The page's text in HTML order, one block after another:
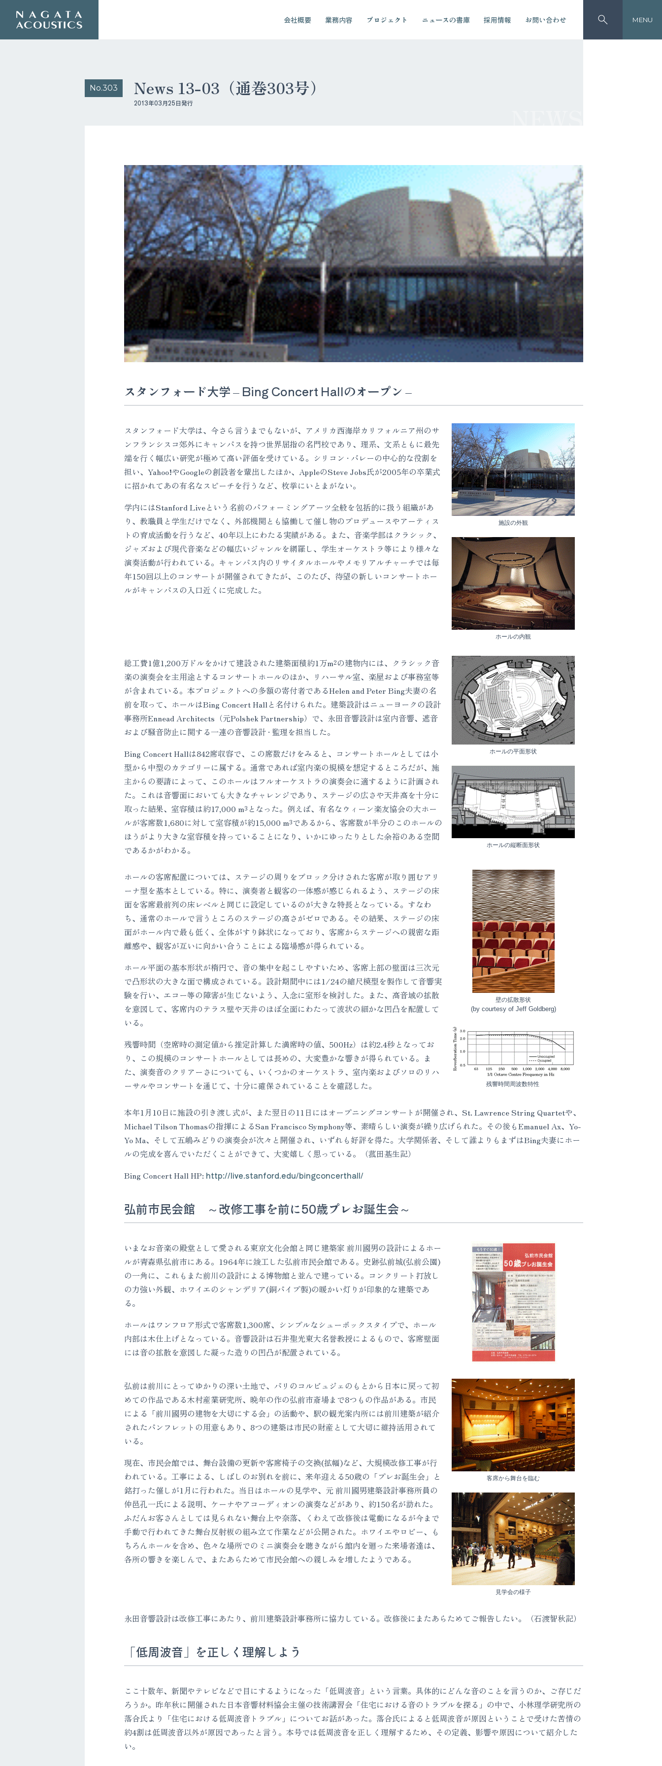
会社概要 業務内容 プロジェクト ニュースの書庫 採用情報 お問い合わせ MENU
No.303 News 13-03（通巻303号）
2013年03月25日発行
スタンフォード大学 – Bing Concert Hallのオープン –
スタンフォード大学は、今さら言うまでもないが、アメリカ西海岸カリフォルニア州のサ
ンフランシスコ郊外にキャンパスを持つ世界屈指の名門校であり、理系、文系ともに最先
端を行く幅広い研究が極めて高い評価を受けている。シリコン · バレーの中心的な役割を
担い、Yahoo!やGoogleの創設者を輩出したほか、AppleのSteve Jobs氏が2005年の卒業式
に招かれてあの有名なスピーチを行うなど、枚挙にいとまがない。
学内にはStanford Liveという名前のパフォーミングアーツ全般を包括的に扱う組織があ
り、教職員と学生だけでなく、外部機関とも協働して催し物のプロデュースやアーティス
トの育成活動を行うなど、40年以上にわたる実績がある。また、音楽学部はクラシック、
ジャズおよび現代音楽などの幅広いジャンルを網羅し、学生オーケストラ等により様々な
演奏活動が行われている。キャンパス内のリサイタルホールやメモリアルチャーチでは毎
年150回以上のコンサートが開催されてきたが、このたび、待望の新しいコンサートホー
ルがキャンパスの入口近くに完成した。
施設の外観
ホールの内観
総工費1億1,200万ドルをかけて建設された建築面積約1万m²の建物内には、クラシック音
楽の演奏会を主用途とするコンサートホールのほか、リハーサル室、楽屋および事務室等
が含まれている。本プロジェクトへの多額の寄付者であるHelen and Peter Bing夫妻の名
前を取って、ホールはBing Concert Hallと名付けられた。建築設計はニューヨークの設計
事務所Ennead Architects（元Polshek Partnership）で、永田音響設計は室内音響、遮音
および騒音防止に関する一連の音響設計 · 監理を担当した。
Bing Concert Hallは842席収容で、この席数だけをみると、コンサートホールとしては小
型から中型のカテゴリーに属する。通常であれば室内楽の規模を想定するところだが、施
主からの要請によって、このホールはフルオーケストラの演奏会に適するように計画され
た。これは音響面においても大きなチャレンジであり、ステージの広さや天井高を十分に
取った結果、室容積は約17,000 m³となった。例えば、有名なウィーン楽友協会の大ホー
ルが客席数1,680に対して室容積が約15,000 m³であるから、客席数が半分のこのホールの
ほうがより大きな室容積を持っていることになり、いかにゆったりとした余裕のある空間
であるかがわかる。
ホールの平面形状
ホールの縦断面形状
ホールの客席配置については、ステージの周りをブロック分けされた客席が取り囲むアリ
ーナ型を基本としている。特に、演奏者と観客の一体感が感じられるよう、ステージの床
面を客席最前列の床レベルと同じに設定しているのが大きな特長となっている。すなわ
ち、通常のホールで言うところのステージの高さがゼロである。その結果、ステージの床
面がホール内で最も低く、全体がすり鉢状になっており、客席からステージへの親密な距
離感や、観客が互いに向かい合うことによる臨場感が得られている。
ホール平面の基本形状が楕円で、音の集中を起こしやすいため、客席上部の壁面は三次元
で凸形状の大きな面で構成されている。設計期間中には1/24の縮尺模型を製作して音響実
験を行い、エコー等の障害が生じないよう、入念に室形を検討した。また、高音域の拡散
を意図して、客席内のテラス壁や天井のほぼ全面にわたって波状の細かな凹凸を配置して
いる。
残響時間（空席時の測定値から推定計算した満席時の値、500Hz）は約2.4秒となってお
り、この規模のコンサートホールとしては長めの、大変豊かな響きが得られている。ま
た、演奏音のクリアーさについても、いくつかのオーケストラ、室内楽およびソロのリハ
ーサルやコンサートを通じて、十分に確保されていることを確認した。
壁の拡散形状
(by courtesy of Jeff Goldberg)
残響時間周波数特性
本年1月10日に施設の引き渡し式が、また翌日の11日にはオープニングコンサートが開催され、St. Lawrence String Quartetや、
Michael Tilson Thomasの指揮によるSan Francisco Symphony等、素晴らしい演奏が繰り広げられた。その後もEmanuel Ax、Yo-
Yo Ma、そして五嶋みどりの演奏会が次々と開催され、いずれも好評を得た。大学関係者、そして誰よりもまずはBing夫妻にホー
ルの完成を喜んでいただくことができて、大変嬉しく思っている。（菰田基生記）
Bing Concert Hall HP: http://live.stanford.edu/bingconcerthall/
弘前市民会館 ～改修工事を前に50歳プレお誕生会～
いまなお音楽の殿堂として愛される東京文化会館と同じ建築家 前川國男の設計によるホー
ルが青森県弘前市にある。1964年に竣工した弘前市民会館である。史跡弘前城(弘前公園)
の一角に、これもまた前川の設計による博物館と並んで建っている。コンクリート打放し
の力強い外観、ホワイエのシャンデリア(銅パイプ製)の暖かい灯りが印象的な建築であ
る。
ホールはワンフロア形式で客席数1,300席、シンプルなシューボックスタイプで、ホール
内部は木仕上げとなっている。音響設計は石井聖光東大名誉教授によるもので、客席壁面
には音の拡散を意図した凝った造りの凹凸が配置されている。
弘前は前川にとってゆかりの深い土地で、パリのコルビュジェのもとから日本に戻って初
めての作品である木村産業研究所、晩年の作の弘前市斎場まで8つもの作品がある。市民
による「前川國男の建物を大切にする会」の活動や、駅の観光案内所には前川建築が紹介
されたパンフレットの用意もあり、8つの建築は市民の財産として大切に維持活用されて
いる。
現在、市民会館では、舞台設備の更新や客席椅子の交換(拡幅)など、大規模改修工事が行
われている。工事による、しばしのお別れを前に、来年迎える50歳の「プレお誕生会」と
銘打った催しが1月に行われた。当日はホールの見学や、元 前川國男建築設計事務所員の
仲邑孔一氏による説明、ケーナやアコーディオンの演奏などがあり、約150名が訪れた。
ふだんお客さんとしては見られない舞台上や奈落、くわえて改修後は電動になるが今まで
手動で行われてきた舞台反射板の組み立て作業などが公開された。ホワイエやロビー、も
ちろんホールを含め、色々な場所でのミニ演奏会を聴きながら館内を廻った来場者達は、
各所の響きを楽しんで、またあらためて市民会館への親しみを増したようである。
客席から舞台を臨む
見学会の様子
永田音響設計は改修工事にあたり、前川建築設計事務所に協力している。改修後にまたあらためてご報告したい。（石渡智秋記）
「低周波音」を正しく理解しよう
ここ十数年、新聞やテレビなどで目にするようになった「低周波音」という言葉。具体的にどんな音のことを言うのか、ご存じだ
ろうか。昨年秋に開催された日本音響材料協会主催の技術講習会「住宅における音のトラブルを探る」の中で、小林理学研究所の
落合氏より「住宅における低周波音トラブル」についてお話があった。落合氏によると低周波音が原因ということで受けた苦情の
約4割は低周波音以外が原因であったと言う。本号では低周波音を正しく理解するため、その定義、影響や原因について紹介した
い。